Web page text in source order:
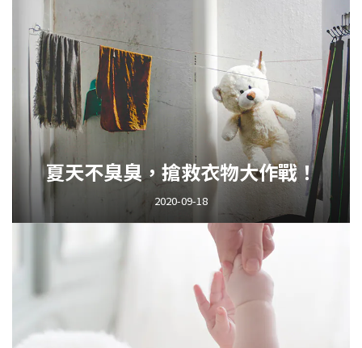
夏天不臭臭，搶救衣物大作戰！
2020-09-18